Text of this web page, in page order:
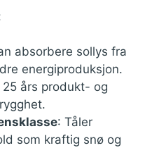
absorbere sollys fra
energiproduksjon.
25 års produkt- og
: Tåler
som kraftig snø og